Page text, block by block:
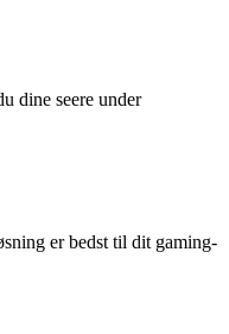
dine seere under
er bedst til dit gaming-